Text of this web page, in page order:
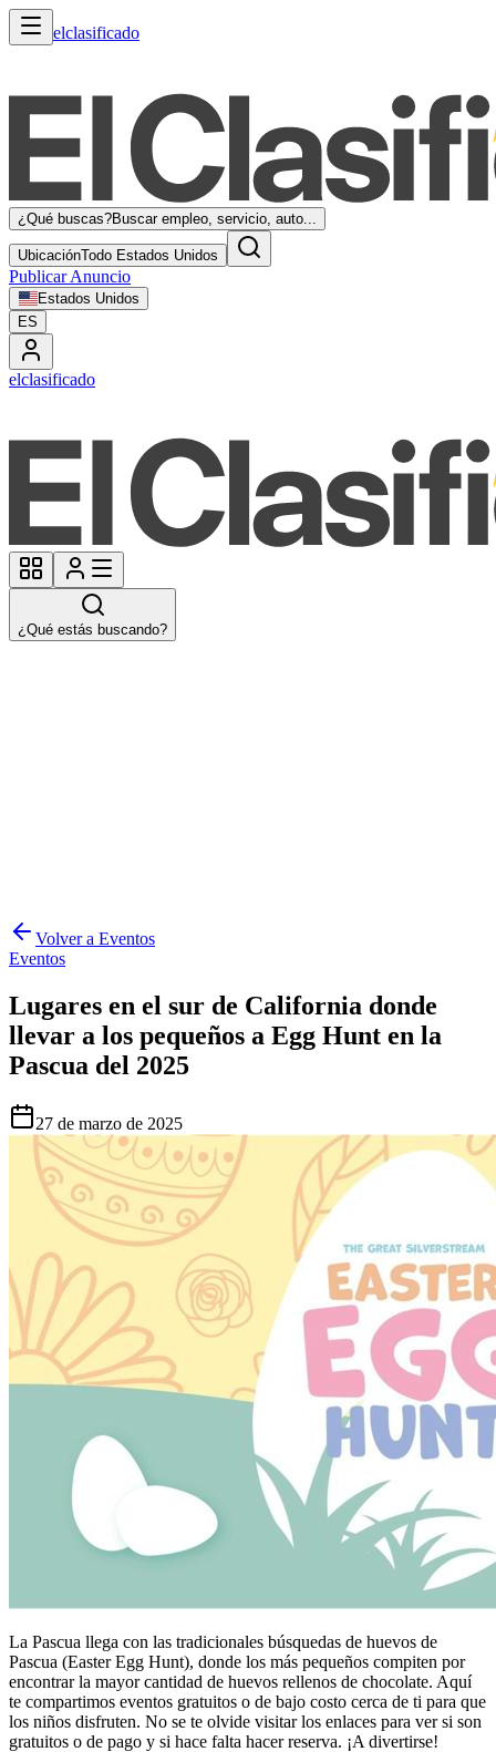
elclasificado
¿Qué buscas?Buscar empleo, servicio, auto...
UbicaciónTodo Estados Unidos
Publicar Anuncio
Estados Unidos
ES
elclasificado
¿Qué estás buscando?
Volver a Eventos
Eventos
Lugares en el sur de California donde
llevar a los pequeños a Egg Hunt en la
Pascua del 2025
27 de marzo de 2025
La Pascua llega con las tradicionales búsquedas de huevos de
Pascua (Easter Egg Hunt), donde los más pequeños compiten por
encontrar la mayor cantidad de huevos rellenos de chocolate. Aquí
te compartimos eventos gratuitos o de bajo costo cerca de ti para que
los niños disfruten. No se te olvide visitar los enlaces para ver si son
gratuitos o de pago y si hace falta hacer reserva. ¡A divertirse!